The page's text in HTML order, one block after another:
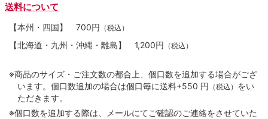
送料について
【本州・四国】 700円 （税込）
【北海道・九州・沖縄・離島】 1,200円 （税込）
※商品のサイズ・ご注文数の都合上、個口数を追加する場合がござ
います。個口数追加の場合は個口毎に送料+550 円 （税込） をい
ただきます。
※個口数を追加する際は、メールにてご確認のご連絡をさせていた